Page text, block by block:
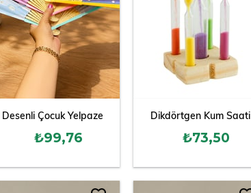
Desenli Çocuk Yelpaze
₺99,76
Dikdörtgen Kum Saati
₺73,50